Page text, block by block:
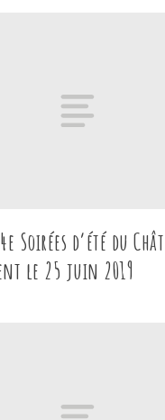
Soirées d’été du
le 25 juin 2019